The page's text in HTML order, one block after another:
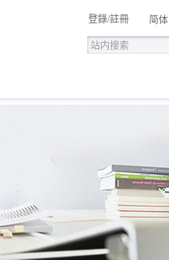
登錄/註冊 简体